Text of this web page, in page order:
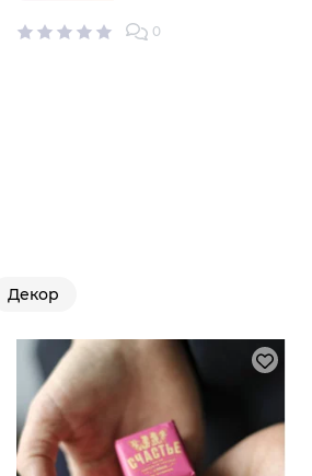
0
Декор